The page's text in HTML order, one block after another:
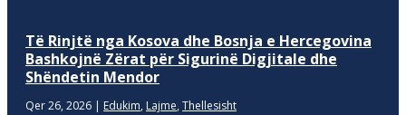
Të Rinjtë nga Kosova dhe Bosnja e Hercegovina
Bashkojnë Zërat për Sigurinë Digjitale dhe
Shëndetin Mendor
Qer 26, 2026 | Edukim, Lajme, Thellesisht